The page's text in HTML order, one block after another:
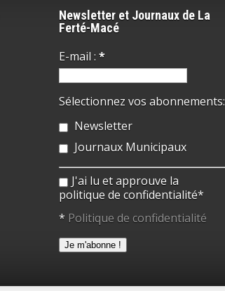
Newsletter et Journaux de La
Ferté-Macé
E-mail : *
Sélectionnez vos abonnements:
Newsletter
Journaux Municipaux
J'ai lu et approuve la
politique de confidentialité*
* Politique de confidentialité